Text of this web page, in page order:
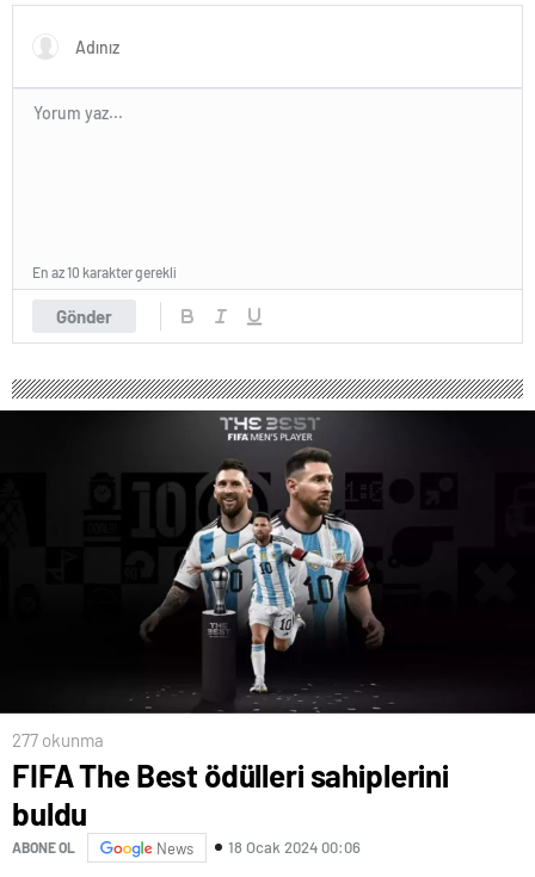
Gönder
En az 10 karakter gerekli
277 okunma
FIFA The Best ödülleri sahiplerini
buldu
ABONE OL News 18 Ocak 2024 00:06